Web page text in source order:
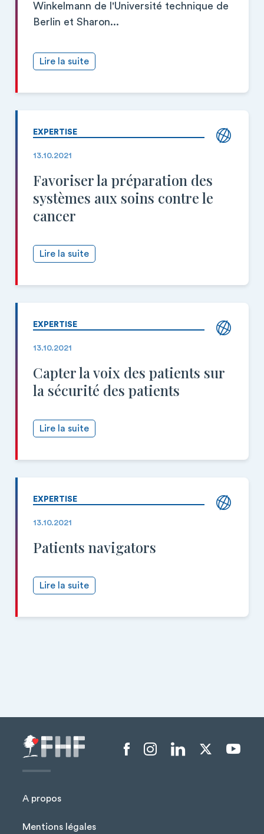
Winkelmann de l'Université technique de
Berlin et Sharon...
Lire la suite
EXPERTISE
13.10.2021
Favoriser la préparation des
systèmes aux soins contre le
cancer
Lire la suite
EXPERTISE
13.10.2021
Capter la voix des patients sur
la sécurité des patients
Lire la suite
EXPERTISE
13.10.2021
Patients navigators
Lire la suite
A propos
Mentions légales
Menu liens sociaux